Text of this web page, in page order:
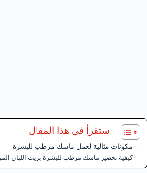
ستقرأ في هذا المقال
مكونات مثالية لعمل ماسك مرطب للبشرة
كيفية تحضير ماسك مرطب للبشرة بزيت اللبان المر